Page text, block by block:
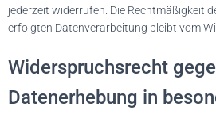
jederzeit widerrufen. Die Rechtmäßigkeit
erfolgten Datenverarbeitung bleibt vom
Widerspruchsrecht
Datenerhebung in